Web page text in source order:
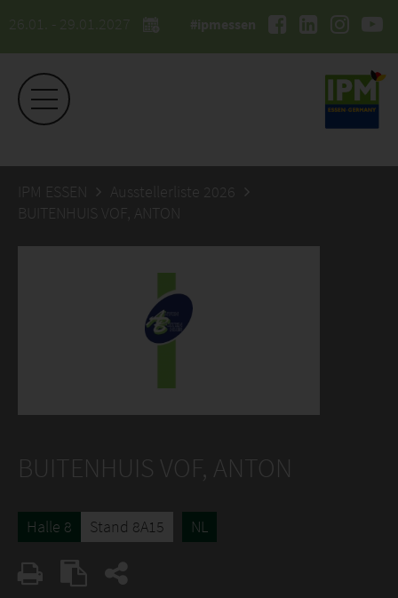
26.01. - 29.01.2027 #ipmessen
IPM ESSEN
Ausstellerliste 2026
BUITENHUIS VOF, ANTON
BUITENHUIS VOF, ANTON
Halle 8 Stand 8A15 NL